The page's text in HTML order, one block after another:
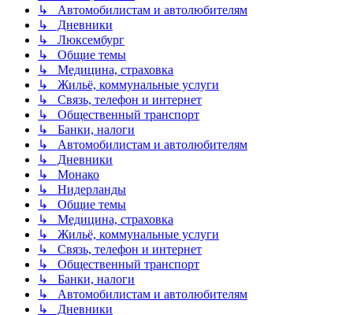
↳ Автомобилистам и автолюбителям
↳ Дневники
↳ Люксембург
↳ Общие темы
↳ Медицина, страховка
↳ Жильё, коммунальные услуги
↳ Связь, телефон и интернет
↳ Общественный транспорт
↳ Банки, налоги
↳ Автомобилистам и автолюбителям
↳ Дневники
↳ Монако
↳ Нидерланды
↳ Общие темы
↳ Медицина, страховка
↳ Жильё, коммунальные услуги
↳ Связь, телефон и интернет
↳ Общественный транспорт
↳ Банки, налоги
↳ Автомобилистам и автолюбителям
↳ Дневники